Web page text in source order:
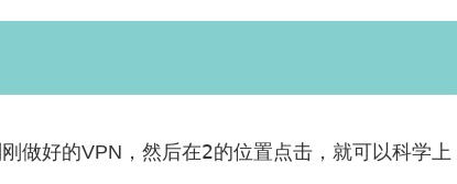
做好的VPN，然后在2的位置点击，就可以科学上